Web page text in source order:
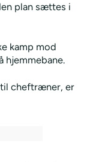
plan sættes i
kamp mod
hjemmebane.
cheftræner, er